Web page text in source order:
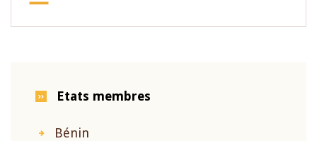
Etats membres
Bénin